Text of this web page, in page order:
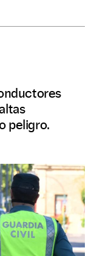
peligro.